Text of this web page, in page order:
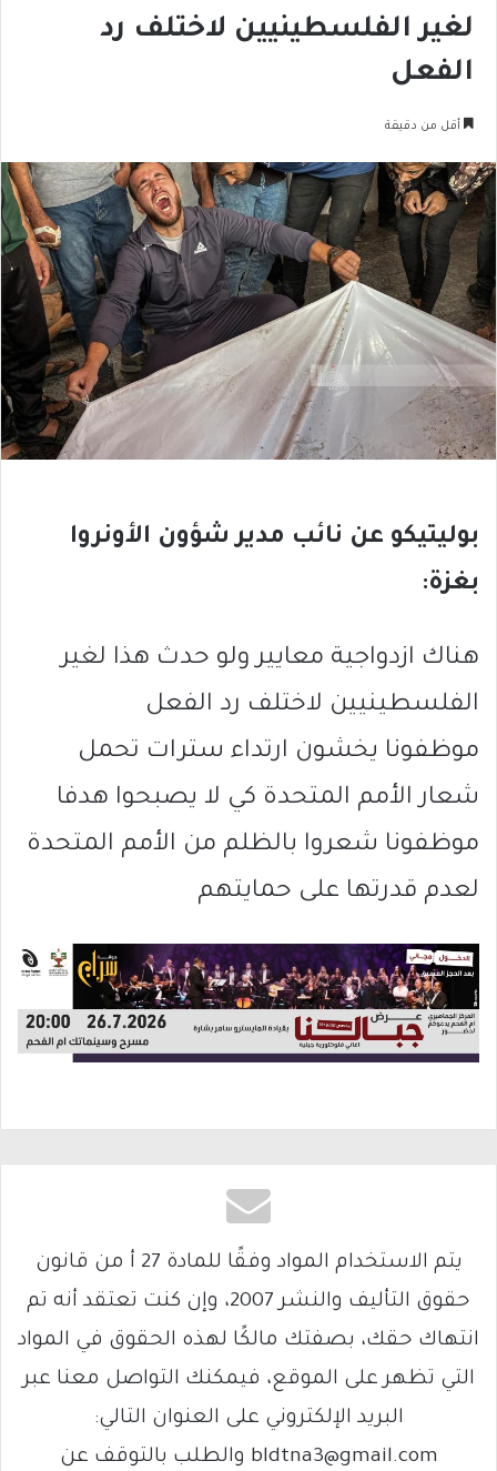
لغير الفلسطينيين لاختلف رد
الفعل
أقل من دقيقة
بوليتيكو عن نائب مدير شؤون الأونروا
بغزة:
هناك ازدواجية معايير ولو حدث هذا لغير
الفلسطينيين لاختلف رد الفعل
موظفونا يخشون ارتداء سترات تحمل
شعار الأمم المتحدة كي لا يصبحوا هدفا
موظفونا شعروا بالظلم من الأمم المتحدة
لعدم قدرتها على حمايتهم
يتم الاستخدام المواد وفقًا للمادة 27 أ من قانون
حقوق التأليف والنشر 2007، وإن كنت تعتقد أنه تم
انتهاك حقك، بصفتك مالكًا لهذه الحقوق في المواد
التي تظهر على الموقع، فيمكنك التواصل معنا عبر
البريد الإلكتروني على العنوان التالي:
bldtna3@gmail.com والطلب بالتوقف عن